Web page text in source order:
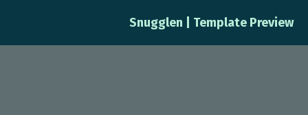
Snugglen | Template Preview